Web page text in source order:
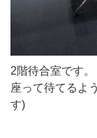
2階待合室です。
座って待てるよ
す)